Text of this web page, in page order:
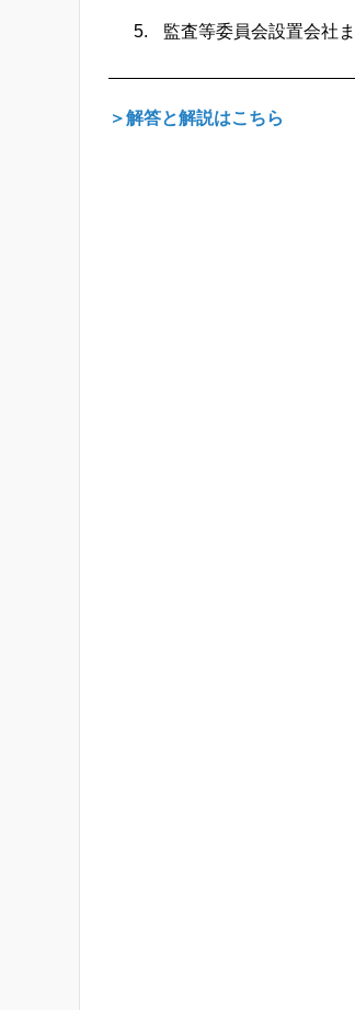
監査等委員会設置会社
＞解答と解説はこちら